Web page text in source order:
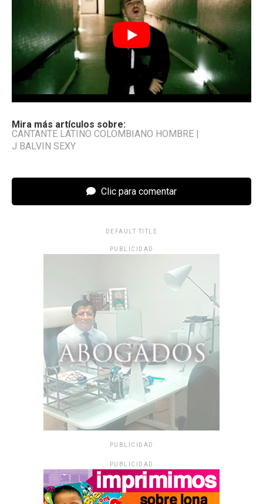
Mira más artículos sobre:
CANTANTE LATINO COLOMBIANO HOMBRE |
J BALVIN SEXY
Clic para comentar
DEFAULT TITLE
PUBLICIDAD
PUBLICIDAD
PUBLICIDAD